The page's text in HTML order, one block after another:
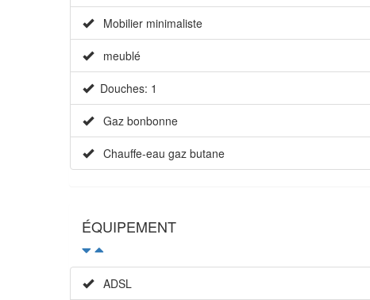
Mobilier minimaliste
meublé
Douches: 1
Gaz bonbonne
Chauffe-eau gaz butane
ÉQUIPEMENT
ADSL